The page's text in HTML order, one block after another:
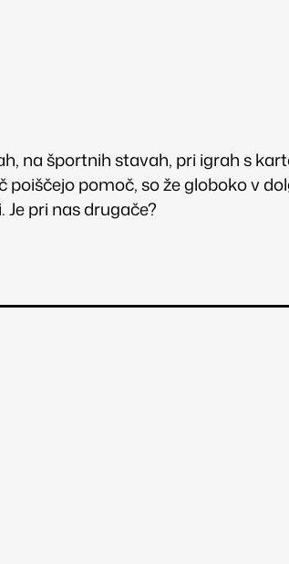
na športnih stavah, pri igrah s
pomoč, so že globoko v
pri nas drugače?